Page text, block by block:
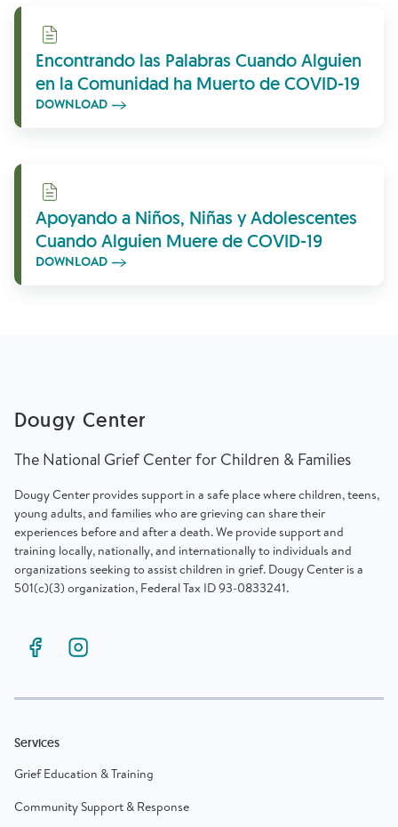
Download
Encontrando las Palabras Cuando Alguien
en la Comunidad ha Muerto de COVID-19
DOWNLOAD
Download
Apoyando a Niños, Niñas y Adolescentes
Cuando Alguien Muere de COVID-19
DOWNLOAD
Dougy Center
The National Grief Center for Children & Families
Dougy Center provides support in a safe place where children, teens,
young adults, and families who are grieving can share their
experiences before and after a death. We provide support and
training locally, nationally, and internationally to individuals and
organizations seeking to assist children in grief. Dougy Center is a
501(c)(3) organization, Federal Tax ID 93-0833241.
Services
Grief Education & Training
Community Support & Response